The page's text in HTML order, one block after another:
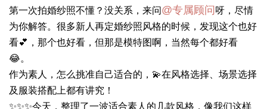
第一次拍婚纱照不懂？没关系，来问@专属顾问呀，尽情
为你解答。很多新人再定婚纱照风格的时候，发现这个也好
看💕，那个也好看，但那是模特图啊，当然每个都好看
😂。
作为素人，怎么挑准自己适合的，💫在风格选择、场景选择
及服装搭配上都有讲究！
✨✨✨今天，整理了一波适合素人的几款风格，像我们这样